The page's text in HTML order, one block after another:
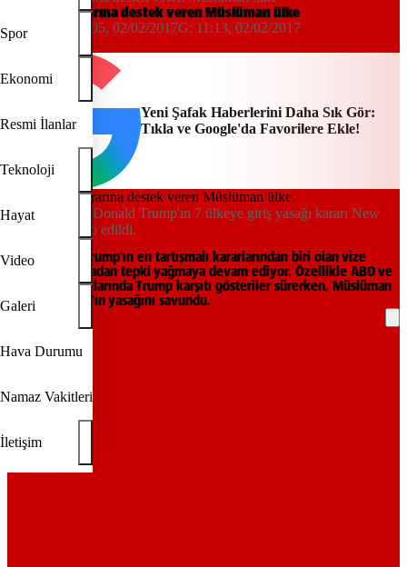
Spor
Ekonomi
Resmi İlanlar
Teknoloji
Hayat
Video
Galeri
Hava Durumu
Namaz Vakitleri
İletişim
Trump'ın kararına destek veren Müslüman ülke
Yeni Şafak 11:05, 02/02/2017G: 11:13, 02/02/2017
Yeni Şafak
Yeni Şafak Haberlerini Daha Sık Gör:
Tıkla ve Google'da Favorilere Ekle!
ABD Başkanı Donald Trump'ın 7 ülkeye giriş yasağı kararı New
York'ta protesto edildi.
ABD Başkanı Trump'ın en tartışmalı kararlarından biri olan vize
yasağına dünyadan tepki yağmaya devam ediyor. Özellikle ABD ve
İngiltere sokaklarında Trump karşıtı gösteriler sürerken, Müslüman
bir ülke Trump'ın yasağını savundu.
REKLAM